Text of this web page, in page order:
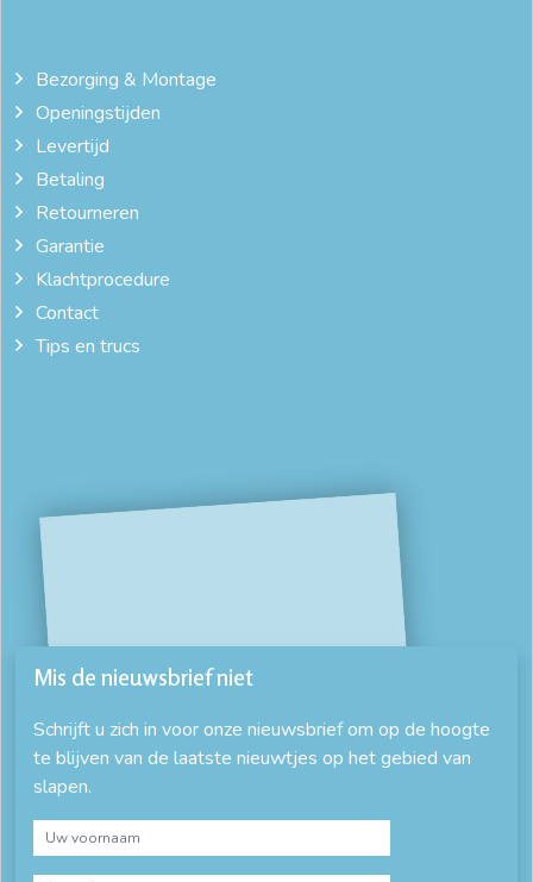
Bezorging & Montage
Openingstijden
Levertijd
Betaling
Retourneren
Garantie
Klachtprocedure
Contact
Tips en trucs
Mis de nieuwsbrief niet
Schrijft u zich in voor onze nieuwsbrief om op de hoogte
te blijven van de laatste nieuwtjes op het gebied van
slapen.